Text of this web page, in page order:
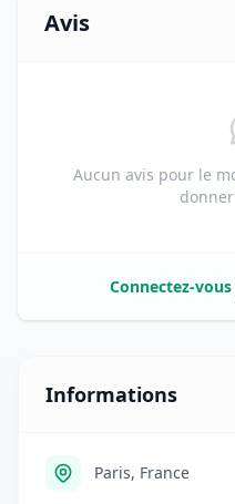
Avis
Aucun avis pour le
Connectez-vous
Informations
Paris, France